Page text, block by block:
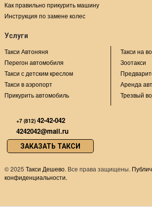
Как правильно прикурить машину
Инструкция по замене колес
Услуги
Такси Автоняня
Перегон автомобиля
Такси с детским креслом
Такси в аэропорт
Прикурить автомобиль
Такси на
Зоотакси
Аренда
Трезвый
+7 (812) 42-42-042
4242042@mail.ru
ЗАКАЗАТЬ ТАКСИ
©2025 Такси Дешево. Все права защищены.
конфиденциальности.